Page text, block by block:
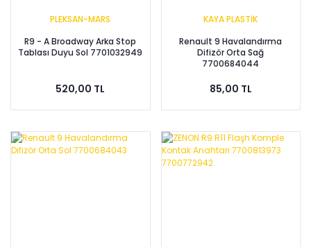
PLEKSAN-MARS
R9 - A Broadway Arka Stop
Tablası Duyu Sol 7701032949
520,00 TL
KAYA PLASTİK
Renault 9 Havalandırma
Difizör Orta Sağ
7700684044
85,00 TL